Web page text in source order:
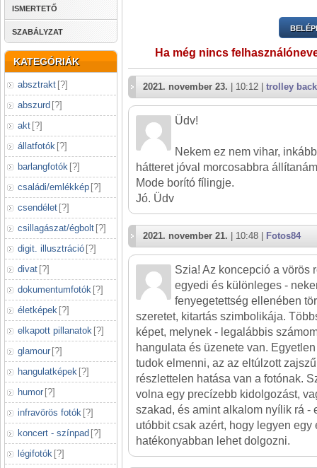
ISMERTETŐ
SZABÁLYZAT
KATEGÓRIÁK
absztrakt [?]
abszurd [?]
akt [?]
állatfotók [?]
barlangfotók [?]
családi/emlékkép [?]
csendélet [?]
csillagászat/égbolt [?]
digit. illusztráció [?]
divat [?]
dokumentumfotók [?]
életképek [?]
elkapott pillanatok [?]
glamour [?]
hangulatképek [?]
humor [?]
infravörös fotók [?]
koncert - színpad [?]
légifotók [?]
Ha még nincs
2021. november 23. | 10:12 | trolley back
Üdv!
Nekem ez nem vihar,
hátteret jóval morcosabbra
Mode borító fílingje.
Jó. Üdv
2021. november 21. | 10:48 | Fotos84
Szia! Az koncepció a vörös
egyedi és különleges -
fenyegetettség ellenében
szeretet, kitartás szimbolikája.
képet, melynek - legalábbis
hangulata és üzenete van.
tudok elmenni, az az eltúlzott
részlettelen hatása van a fotónak.
volna egy precízebb kidolgozást,
szakad, és amint alkalom nyílik rá -
utóbbit csak azért, hogy legyen egy
hatékonyabban lehet dolgozni.